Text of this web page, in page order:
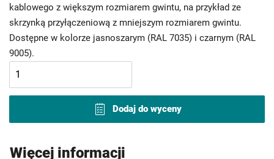
kablowego z większym rozmiarem gwintu, na przykład ze
skrzynką przyłączeniową z mniejszym rozmiarem gwintu.
Dostępne w kolorze jasnoszarym (RAL 7035) i czarnym (RAL
9005).
Dodaj do wyceny
Więcej informacji